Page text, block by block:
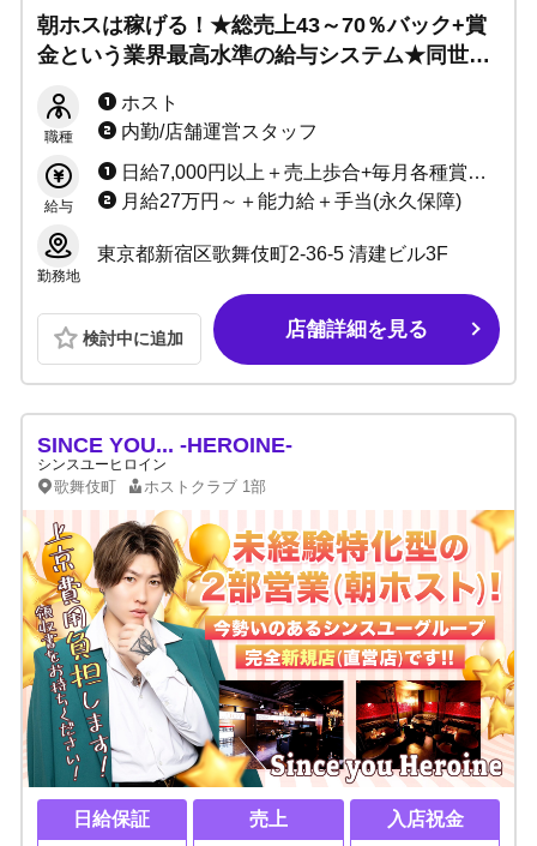
朝ホスは稼げる！★総売上43～70％バック+賞
金という業界最高水準の給与システム★同世代
でも売れる！毎日楽しく笑って働ける最高のグ
ループです！
職種
ホスト
内勤/店舗運営スタッフ
給与
日給7,000円以上＋売上歩合+毎月各種賞金 総売上から43〜70%バック（セット料金、同伴料金等、全て売上に加算） 【給与システムが変更となり、もっと稼げるようになりました！】 小計から「総売り」計算になり、「お客様が全部でいくら使ってくれたか」でバックを計算します。 より明朗でわかりやすい給与体系でこれまで以上にモチベーションも上がり、何より「稼げる」環境になりました！ ＜売上げ歩合システム＞ これまで：売上小計から60〜90%＋賞金 これから：総売上から 43〜70%＋各賞金 【収入例】※面接時に詳細な給与例をご説明します 年収500万円／21歳（入社1年目） 年収700万円／22歳（入社2年目） 年収1000万円／24歳（入社3年目）
月給27万円～＋能力給＋手当(永久保障)
勤務地
東京都新宿区歌舞伎町2-36-5 清建ビル3F
検討中に追加 店舗詳細を見る
SINCE YOU... -HEROINE-
シンスユーヒロイン
歌舞伎町 ホストクラブ 1部
日給保証 売上 入店祝金